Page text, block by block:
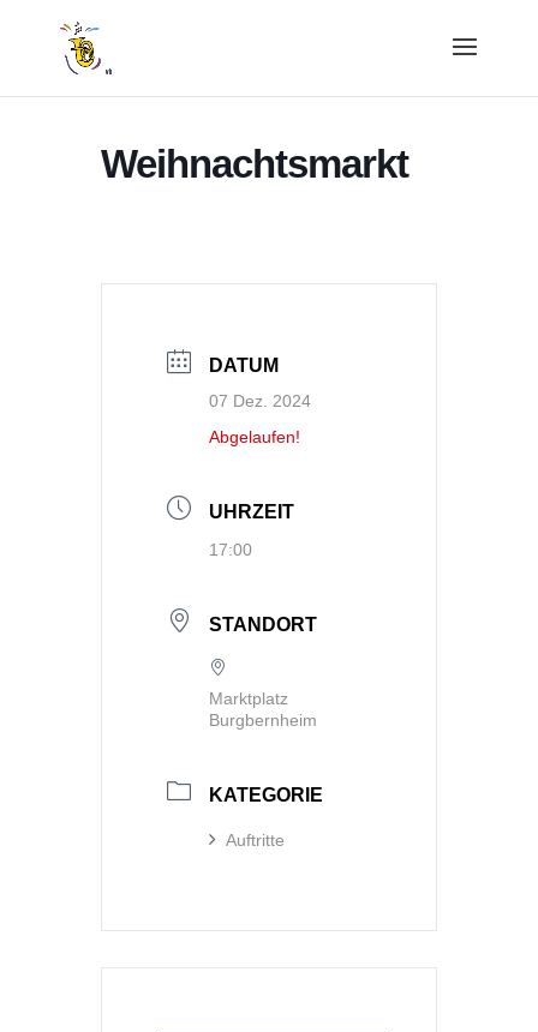
Weihnachtsmarkt
DATUM
07 Dez. 2024
Abgelaufen!
UHRZEIT
17:00
STANDORT
Marktplatz
Burgbernheim
KATEGORIE
Auftritte